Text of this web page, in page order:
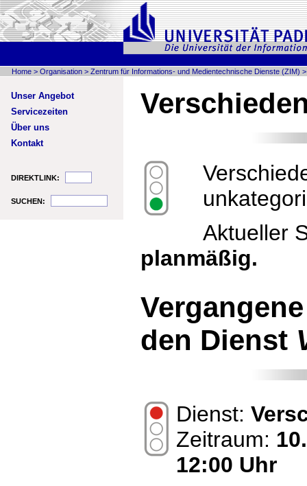
Home > Organisation > Zentrum für Informations- und Medientechnische Dienste (ZIM)
Unser Angebot
Servicezeiten
Über uns
Kontakt
DIREKTLINK:
SUCHEN:
Aktueller
planmäßig.
den Dienst
Dienst:
Zeitraum:
12:00 Uhr